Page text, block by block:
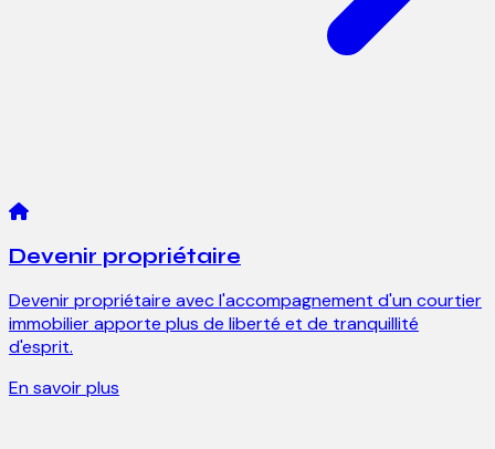
Devenir propriétaire
Devenir propriétaire avec l'accompagnement d'un courtier
immobilier apporte plus de liberté et de tranquillité
d'esprit.
En savoir plus